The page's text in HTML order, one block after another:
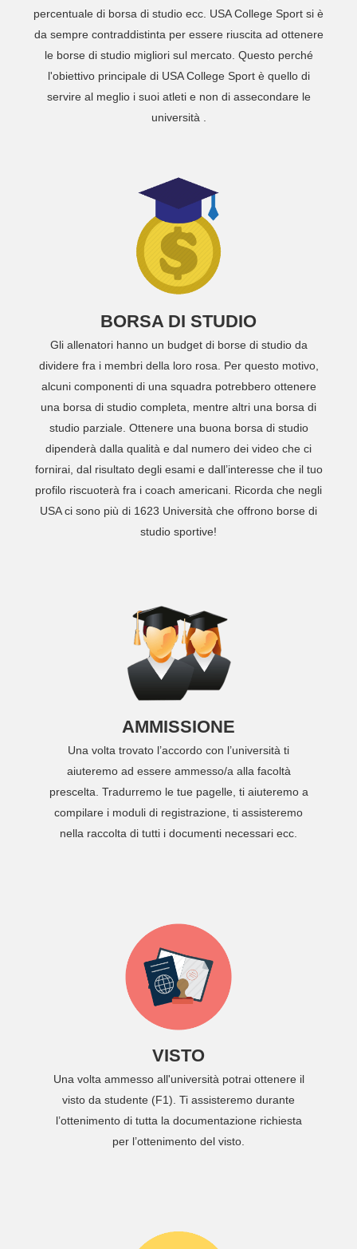
percentuale di borsa di studio ecc. USA College Sport si è
da sempre contraddistinta per essere riuscita ad ottenere
le borse di studio migliori sul mercato. Questo perché
l'obiettivo principale di USA College Sport è quello di
servire al meglio i suoi atleti e non di assecondare le
università .
BORSA DI STUDIO
Gli allenatori hanno un budget di borse di studio da
dividere fra i membri della loro rosa. Per questo motivo,
alcuni componenti di una squadra potrebbero ottenere
una borsa di studio completa, mentre altri una borsa di
studio parziale. Ottenere una buona borsa di studio
dipenderà dalla qualità e dal numero dei video che ci
fornirai, dal risultato degli esami e dall’interesse che il tuo
profilo riscuoterà fra i coach americani. Ricorda che negli
USA ci sono più di 1623 Università che offrono borse di
studio sportive!
AMMISSIONE
Una volta trovato l’accordo con l’università ti
aiuteremo ad essere ammesso/a alla facoltà
prescelta. Tradurremo le tue pagelle, ti aiuteremo a
compilare i moduli di registrazione, ti assisteremo
nella raccolta di tutti i documenti necessari ecc.
VISTO
Una volta ammesso all'università potrai ottenere il
visto da studente (F1). Ti assisteremo durante
l’ottenimento di tutta la documentazione richiesta
per l’ottenimento del visto.